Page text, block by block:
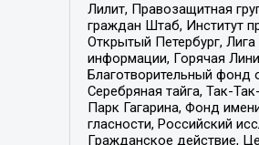
Лилит, Правозащитная
граждан Штаб, Институт
Открытый Петербург,
информации, Горячая
Благотворительный
Серебряная тайга, Так-
Парк Гагарина, Фонд
гласности, Российский
Гражданское действие,